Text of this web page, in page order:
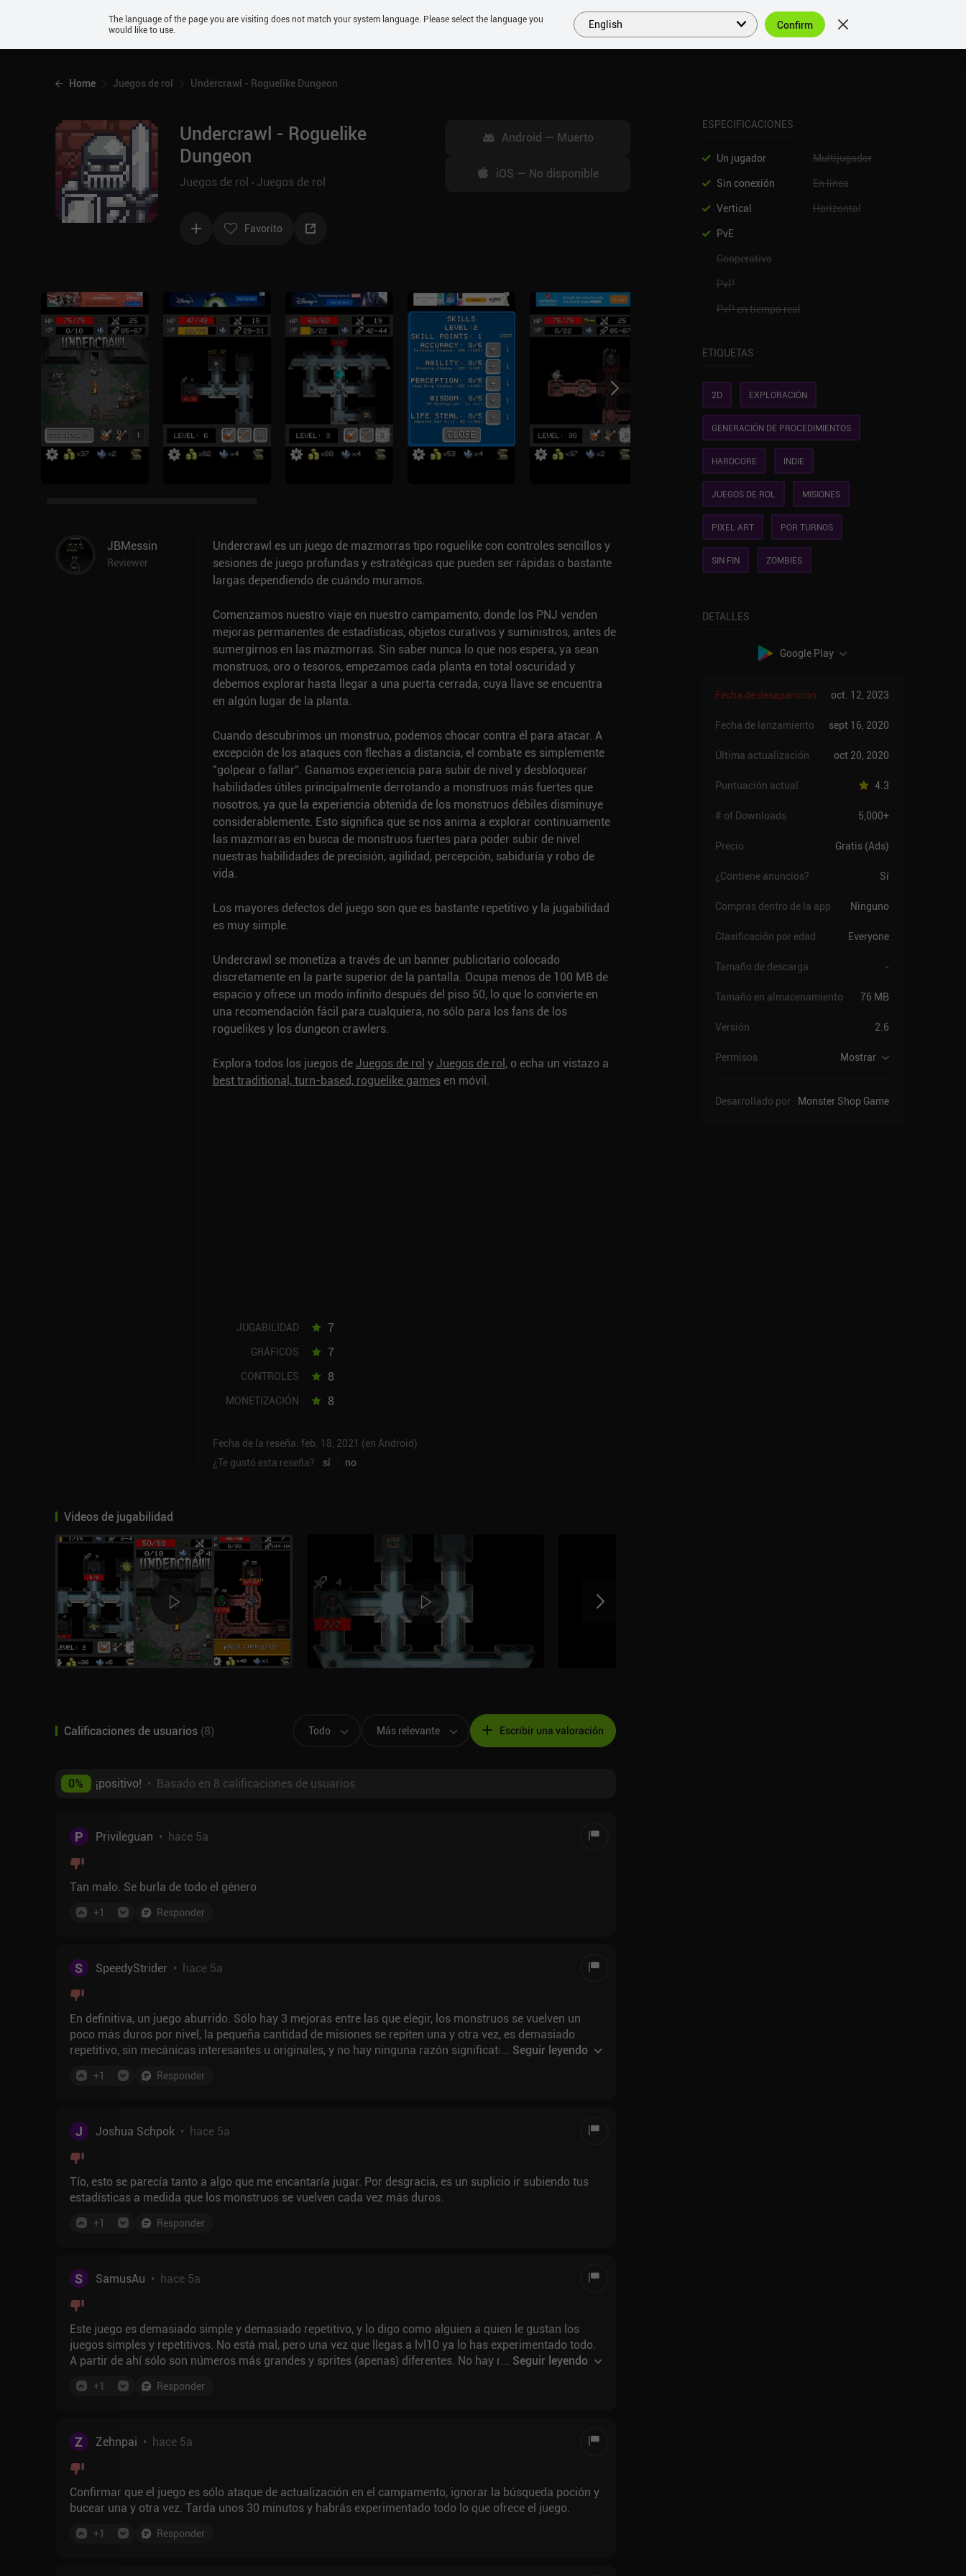
Android
PRÓXIMOS SIMILARES COLECCIONES TOP ES
Home Juegos de rol Undercrawl - Roguelike Dungeon
Undercrawl - Roguelike
Dungeon
Juegos de rol Juegos de rol
Favorito
Android — Muerto
iOS — No disponible
JBMessin
Reviewer
Undercrawl es un juego de mazmorras tipo roguelike con controles sencillos y
sesiones de juego profundas y estratégicas que pueden ser rápidas o bastante
largas dependiendo de cuándo muramos.
Comenzamos nuestro viaje en nuestro campamento, donde los PNJ venden
mejoras permanentes de estadísticas, objetos curativos y suministros, antes de
sumergirnos en las mazmorras. Sin saber nunca lo que nos espera, ya sean
monstruos, oro o tesoros, empezamos cada planta en total oscuridad y
debemos explorar hasta llegar a una puerta cerrada, cuya llave se encuentra
en algún lugar de la planta.
Cuando descubrimos un monstruo, podemos chocar contra él para atacar. A
excepción de los ataques con flechas a distancia, el combate es simplemente
"golpear o fallar". Ganamos experiencia para subir de nivel y desbloquear
habilidades útiles principalmente derrotando a monstruos más fuertes que
nosotros, ya que la experiencia obtenida de los monstruos débiles disminuye
considerablemente. Esto significa que se nos anima a explorar continuamente
las mazmorras en busca de monstruos fuertes para poder subir de nivel
nuestras habilidades de precisión, agilidad, percepción, sabiduría y robo de
vida.
Los mayores defectos del juego son que es bastante repetitivo y la jugabilidad
es muy simple.
Undercrawl se monetiza a través de un banner publicitario colocado
discretamente en la parte superior de la pantalla. Ocupa menos de 100 MB de
espacio y ofrece un modo infinito después del piso 50, lo que lo convierte en
una recomendación fácil para cualquiera, no sólo para los fans de los
roguelikes y los dungeon crawlers.
Explora todos los juegos de Juegos de rol y Juegos de rol, o echa un vistazo a
best traditional, turn-based, roguelike gamesen móvil.
JUGABILIDAD 7
GRÁFICOS 7
CONTROLES 8
MONETIZACIÓN 8
Fecha de la reseña: feb. 18, 2021 (en Android)
¿Te gustó esta reseña?
sí no
Videos de jugabilidad
Calificaciones de usuarios (8) Todo Más relevante Escribir una valoración
0% ¡positivo! • Basado en 8 calificaciones de usuarios
P Privileguan • hace 5a
Tan malo. Se burla de todo el género
+1 Responder
S SpeedyStrider • hace 5a
En definitiva, un juego aburrido. Sólo hay 3 mejoras entre las que elegir, los monstruos se vuelven un
poco más duros por nivel, la pequeña cantidad de misiones se repiten una y otra vez, es demasiado
repetitivo, sin mecánicas interesantes u originales, y no hay ninguna razón significativa para disfrutar
En mi sincera opinión, diría que es un juego bastante malo.
... Seguir leyendo
+1 Responder
J Joshua Schpok• hace 5a
Tío, esto se parecía tanto a algo que me encantaría jugar. Por desgracia, es un suplicio ir subiendo tus
estadísticas a medida que los monstruos se vuelven cada vez más duros.
+1 Responder
S SamusAu • hace 5a
Este juego es demasiado simple y demasiado repetitivo, y lo digo como alguien a quien le gustan los
juegos simples y repetitivos. No está mal, pero una vez que llegas a lvl10 ya lo has experimentado todo.
A partir de ahí sólo son números más grandes y sprites (apenas) diferentes. No hay nuevos ataques,
... Seguir leyendo
+1 Responder
Z Zehnpai • hace 5a
Confirmar que el juego es sólo ataque de actualización en el campamento, ignorar la búsqueda poción y
bucear una y otra vez. Tarda unos 30 minutos y habrás experimentado todo lo que ofrece el juego.
+1 Responder
ESPECIFICACIONES
Un jugador
Multijugador
Sin conexión
En línea
Vertical
Horizontal
PvE
Cooperativo
PvP
PvP en tiempo real
ETIQUETAS
2D EXPLORACIÓN
GENERACIÓN DE PROCEDIMIENTOS
HARDCORE INDIE
JUEGOS DE ROL MISIONES
PIXEL ART POR TURNOS
SIN FIN ZOMBIES
DETALLES
Google Play
Fecha de desaparición oct. 12, 2023
Fecha de lanzamiento sept 16, 2020
Última actualización oct 20, 2020
Puntuación actual 4.3
# of Downloads 5,000+
Precio Gratis (Ads)
¿Contiene anuncios? Sí
Compras dentro de la app Ninguno
Clasificación por edad Everyone
Tamaño de descarga -
Tamaño en almacenamiento 76 MB
Versión 2.6
Permisos Mostrar
Desarrollado por Monster Shop Games
The language of the page you are visiting does not match your system language. Please select the language you
would like to use.
English Confirm